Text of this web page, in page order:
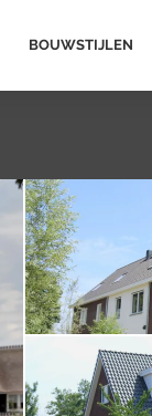
BOUWSTIJLEN